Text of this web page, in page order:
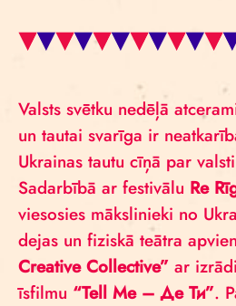
Valsts svētku nedēļā
un tautai svarīga ir
Ukrainas tautu cīņā par
Sadarbībā ar festivālu Re
viesosies mākslinieki no
dejas un fiziskā teātra
Creative Collective” ar izrādi
īsfilmu “Tell Me – Де Ти”.